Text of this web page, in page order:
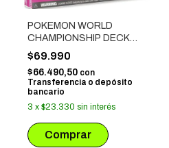
POKEMON WORLD
CHAMPIONSHIP DECK
2024: JESSE PARKER -
THE 'DON
$69.990
$66.490,50 con
Transferencia o depósito
bancario
3 x $23.330 sin interés